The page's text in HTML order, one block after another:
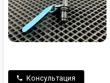
Консультация